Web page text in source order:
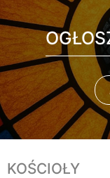
KOŚCIOŁY